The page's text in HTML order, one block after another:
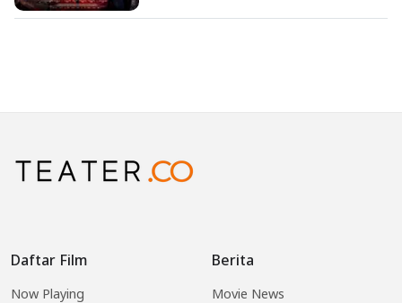
Daftar Film
Now Playing
Berita
Movie News